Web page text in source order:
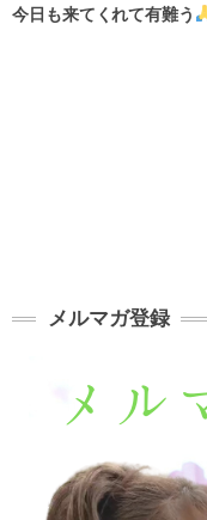
今日も来てくれて有難う
メルマガ登録